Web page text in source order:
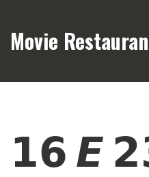
Movie
𝟭𝟲 𝙀